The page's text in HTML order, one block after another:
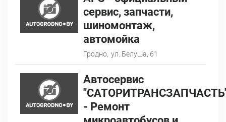
сервис, запчасти,
шиномонтаж,
автомойка
Гродно, ул. Белуша, 61
Автосервис
- Ремонт